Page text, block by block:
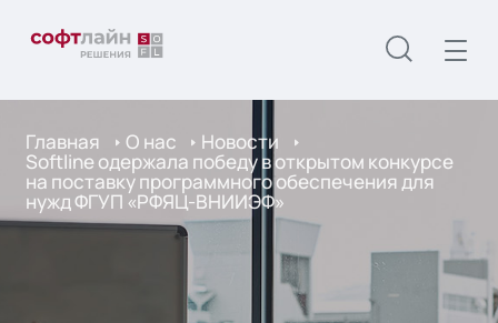
Главная О нас Новости
Softline одержала победу в открытом конкурсе
на поставку программного обеспечения для
нужд ФГУП «РФЯЦ-ВНИИЭФ»